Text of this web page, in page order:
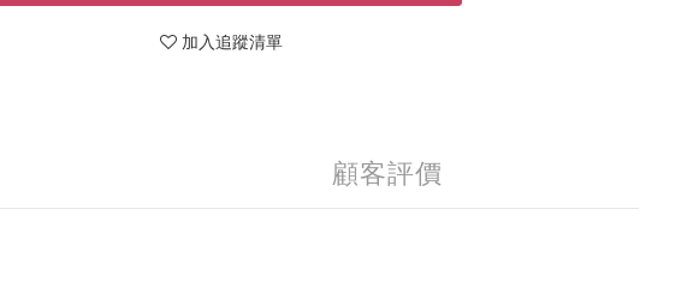
加入追蹤清單
顧客評價